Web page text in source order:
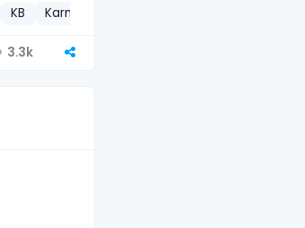
KB Karmasangsthan Asst. Officer-2001
3.3k